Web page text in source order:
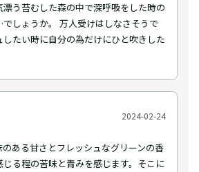
漂う苔むした森の中で深呼吸をした時の
しょうか。 万人受けはしなさそうで
たい時に自分の為だけにひと吹きした
2024-02-24
ある甘さとフレッシュなグリーンの香
じる程の苦味と青みを感じます。そこに